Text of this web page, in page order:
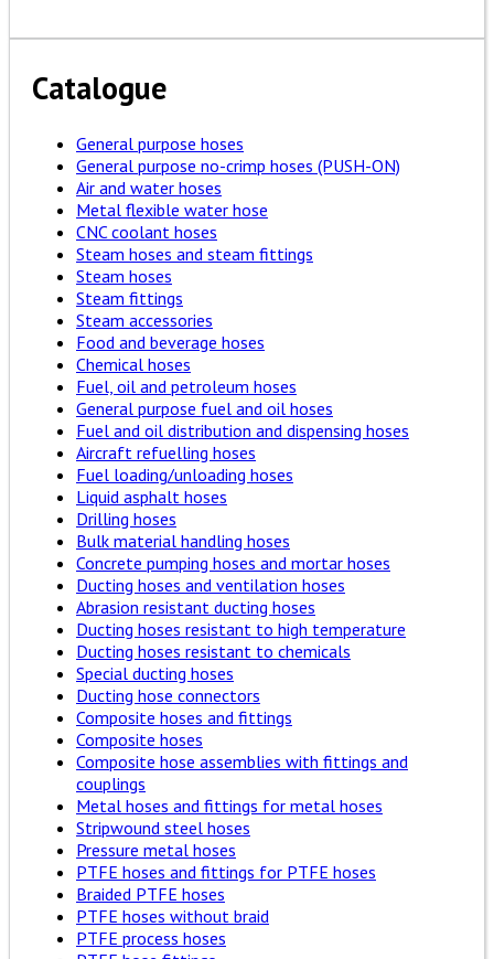
Catalogue
General purpose hoses
General purpose no-crimp hoses (PUSH-ON)
Air and water hoses
Metal flexible water hose
CNC coolant hoses
Steam hoses and steam fittings
Steam hoses
Steam fittings
Steam accessories
Food and beverage hoses
Chemical hoses
Fuel, oil and petroleum hoses
General purpose fuel and oil hoses
Fuel and oil distribution and dispensing hoses
Aircraft refuelling hoses
Fuel loading/unloading hoses
Liquid asphalt hoses
Drilling hoses
Bulk material handling hoses
Concrete pumping hoses and mortar hoses
Ducting hoses and ventilation hoses
Abrasion resistant ducting hoses
Ducting hoses resistant to high temperature
Ducting hoses resistant to chemicals
Special ducting hoses
Ducting hose connectors
Composite hoses and fittings
Composite hoses
Composite hose assemblies with fittings and
couplings
Metal hoses and fittings for metal hoses
Stripwound steel hoses
Pressure metal hoses
PTFE hoses and fittings for PTFE hoses
Braided PTFE hoses
PTFE hoses without braid
PTFE process hoses